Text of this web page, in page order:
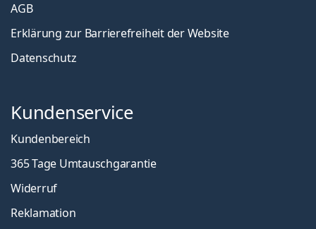
AGB
Erklärung zur Barrierefreiheit der Website
Datenschutz
Kundenservice
Kundenbereich
365 Tage Umtauschgarantie
Widerruf
Reklamation